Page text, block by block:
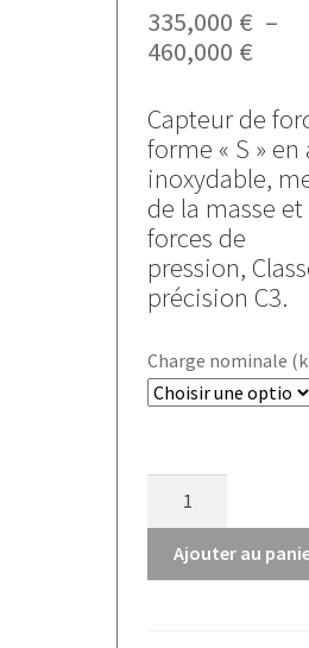
335,000 € –
460,000 €Plage
prix :
à
Capteur de
forme « S » en
inoxydable,
de la masse et
forces de
pression,
précision C3.
Charge nominale
Capteur
de
Ajouter au